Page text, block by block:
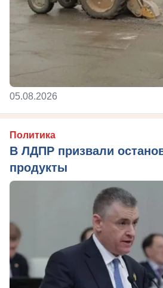
05.08.2026
Политика
В ЛДПР призвали
продукты